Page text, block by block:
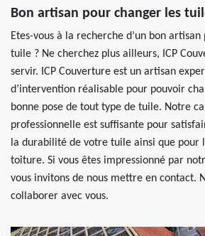
Bon artisan pour changer les
Etes-vous à la recherche d’un bon
tuile ? Ne cherchez plus ailleurs, ICP
servir. ICP Couverture est un artisan
d’intervention réalisable pour pouvoir
bonne pose de tout type de tuile. Notre
professionnelle est suffisante pour
la durabilité de votre tuile ainsi que pour
toiture. Si vous êtes impressionné par
vous invitons de nous mettre en contact.
collaborer avec vous.